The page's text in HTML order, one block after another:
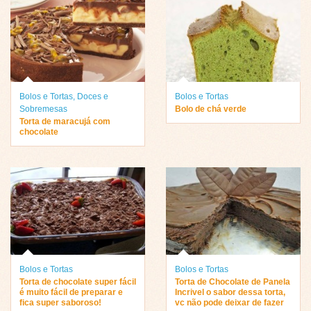
Bolos e Tortas Doces e
Sobremesas
Torta de maracujá com
chocolate
Bolos e Tortas
Bolo de chá verde
Bolos e Tortas
Torta de chocolate super fácil
é muito fácil de preparar e
fica super saboroso!
Bolos e Tortas
Torta de Chocolate de Panela
Incrivel o sabor dessa torta,
vc não pode deixar de fazer